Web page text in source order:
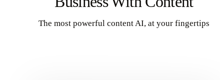
The most powerful content AI, at your fingertips